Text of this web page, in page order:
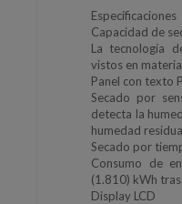
Especificaciones
Capacidad de
La tecnología
vistos en
Panel con texto
Secado por
detecta la
humedad
Secado por
Consumo de
(1.810) kWh
Display LCD